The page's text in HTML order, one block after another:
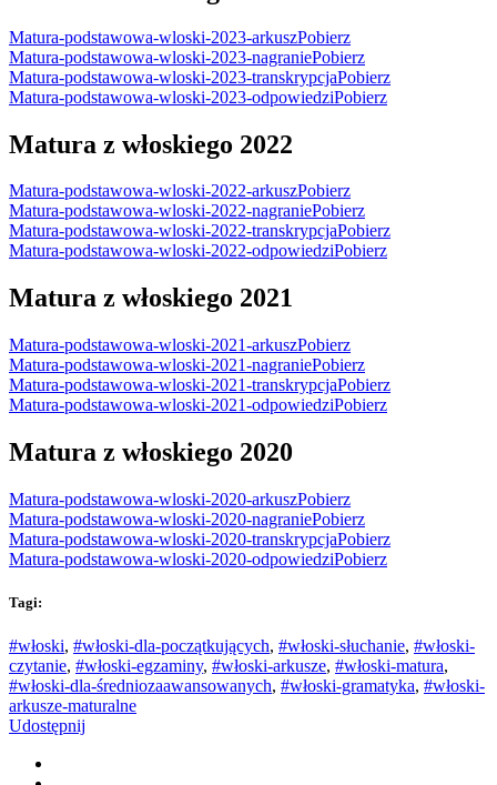
Matura-podstawowa-wloski-2023-arkuszPobierz
Matura-podstawowa-wloski-2023-nagraniePobierz
Matura-podstawowa-wloski-2023-transkrypcjaPobierz
Matura-podstawowa-wloski-2023-odpowiedziPobierz
Matura z włoskiego 2022
Matura-podstawowa-wloski-2022-arkuszPobierz
Matura-podstawowa-wloski-2022-nagraniePobierz
Matura-podstawowa-wloski-2022-transkrypcjaPobierz
Matura-podstawowa-wloski-2022-odpowiedziPobierz
Matura z włoskiego 2021
Matura-podstawowa-wloski-2021-arkuszPobierz
Matura-podstawowa-wloski-2021-nagraniePobierz
Matura-podstawowa-wloski-2021-transkrypcjaPobierz
Matura-podstawowa-wloski-2021-odpowiedziPobierz
Matura z włoskiego 2020
Matura-podstawowa-wloski-2020-arkuszPobierz
Matura-podstawowa-wloski-2020-nagraniePobierz
Matura-podstawowa-wloski-2020-transkrypcjaPobierz
Matura-podstawowa-wloski-2020-odpowiedziPobierz
Tagi:
#włoski, #włoski-dla-początkujących, #włoski-słuchanie, #włoski-
czytanie, #włoski-egzaminy, #włoski-arkusze, #włoski-matura,
#włoski-dla-średniozaawansowanych, #włoski-gramatyka, #włoski-
arkusze-maturalne
Udostępnij